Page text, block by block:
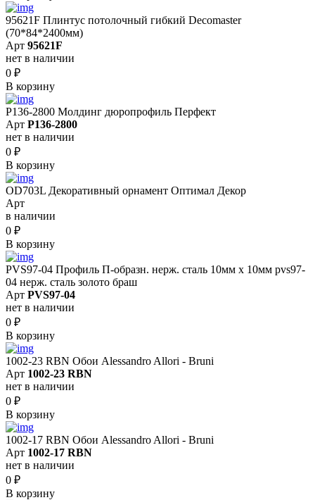
95621F Плинтус потолочный гибкий Decomaster
(70*84*2400мм)
Арт 95621F
нет в наличии
0 ₽
В корзину
P136-2800 Молдинг дюропрофиль Перфект
Арт P136-2800
нет в наличии
0 ₽
В корзину
OD703L Декоративный орнамент Оптимал Декор
Арт
в наличии
0 ₽
В корзину
PVS97-04 Профиль П-образн. нерж. сталь 10мм х 10мм pvs97-
04 нерж. сталь золото браш
Арт PVS97-04
нет в наличии
0 ₽
В корзину
1002-23 RBN Обои Alessandro Allori - Bruni
Арт 1002-23 RBN
нет в наличии
0 ₽
В корзину
1002-17 RBN Обои Alessandro Allori - Bruni
Арт 1002-17 RBN
нет в наличии
0 ₽
В корзину